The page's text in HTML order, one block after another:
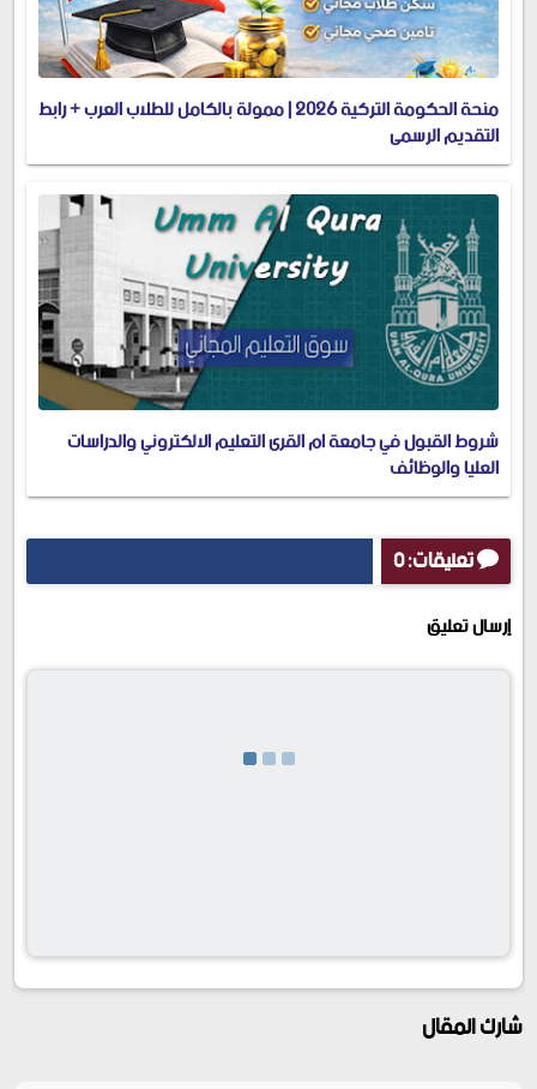
منحة الحكومة التركية 2026 | ممولة بالكامل للطلاب العرب + رابط
التقديم الرسمي
شروط القبول في جامعة ام القرى التعليم الالكتروني والدراسات
العليا والوظائف
تعليقات: 0
إرسال تعليق
شارك المقال